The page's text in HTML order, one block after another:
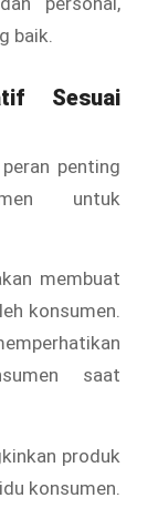
baik.
Sesuai
penting
untuk
membuat
konsumen.
saat
produk
konsumen.